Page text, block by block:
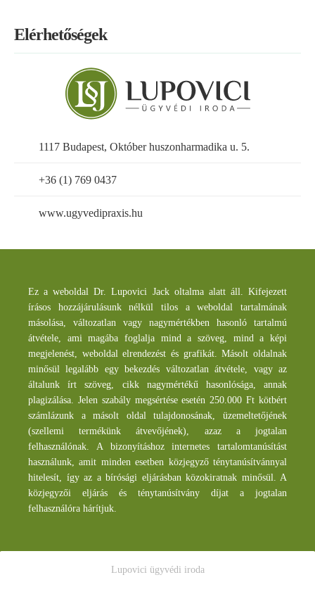
Elérhetőségek
1117 Budapest, Október huszonharmadika u. 5.
+36 (1) 769 0437
www.ugyvedipraxis.hu
Ez a weboldal Dr. Lupovici Jack oltalma alatt áll. Kifejezett
írásos hozzájárulásunk nélkül tilos a weboldal tartalmának
másolása, változatlan vagy nagymértékben hasonló tartalmú
átvétele, ami magába foglalja mind a szöveg, mind a képi
megjelenést, weboldal elrendezést és grafikát. Másolt oldalnak
minősül legalább egy bekezdés változatlan átvétele, vagy az
általunk írt szöveg, cikk nagymértékű hasonlósága, annak
plagizálása. Jelen szabály megsértése esetén 250.000 Ft kötbért
számlázunk a másolt oldal tulajdonosának, üzemeltetőjének
(szellemi termékünk átvevőjének), azaz a jogtalan
felhasználónak. A bizonyításhoz internetes tartalomtanúsítást
használunk, amit minden esetben közjegyző ténytanúsítvánnyal
hitelesít, így az a bírósági eljárásban közokiratnak minősül. A
közjegyzői eljárás és ténytanúsítvány díjat a jogtalan
felhasználóra hárítjuk.
Lupovici ügyvédi iroda